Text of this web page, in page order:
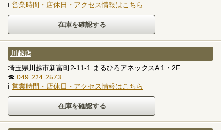
ℹ 営業時間・店休日・アクセス情報はこちら
川越店
埼玉県川越市新富町2-11-1 まるひろアネックスA 1・2F
☎ 049-224-2573
ℹ 営業時間・店休日・アクセス情報はこちら